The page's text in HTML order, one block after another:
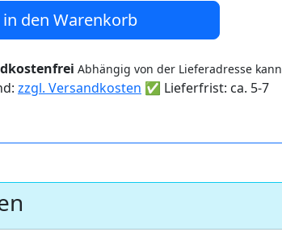
in den Warenkorb
Abhängig von der Lieferadresse kann
zzgl. Versandkosten ✅ Lieferfrist: ca. 5-7